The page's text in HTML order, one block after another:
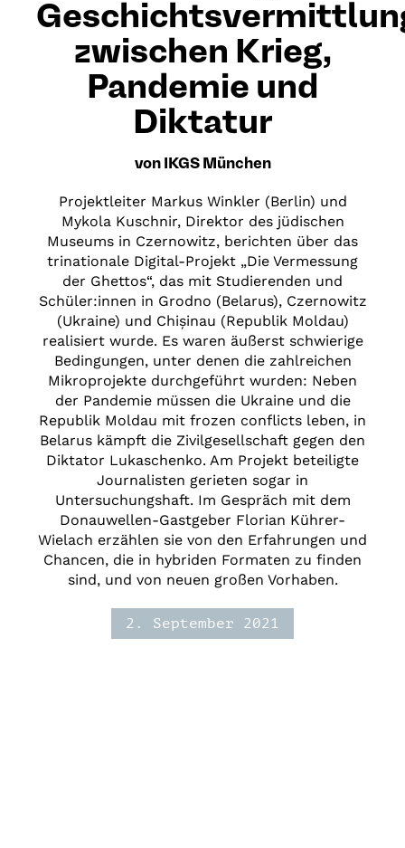
zwischen Krieg,
Pandemie und
Diktatur
von IKGS München
Projektleiter Markus Winkler (Berlin) und
Mykola Kuschnir, Direktor des jüdischen
Museums in Czernowitz, berichten über das
trinationale Digital-Projekt „Die Vermessung
der Ghettos“, das mit Studierenden und
Schüler:innen in Grodno (Belarus), Czernowitz
(Ukraine) und Chișinau (Republik Moldau)
realisiert wurde. Es waren äußerst schwierige
Bedingungen, unter denen die zahlreichen
Mikroprojekte durchgeführt wurden: Neben
der Pandemie müssen die Ukraine und die
Republik Moldau mit frozen conflicts leben, in
Belarus kämpft die Zivilgesellschaft gegen den
Diktator Lukaschenko. Am Projekt beteiligte
Journalisten gerieten sogar in
Untersuchungshaft. Im Gespräch mit dem
Donauwellen-Gastgeber Florian Kührer-
Wielach erzählen sie von den Erfahrungen und
Chancen, die in hybriden Formaten zu finden
sind, und von neuen großen Vorhaben.
2. September 2021